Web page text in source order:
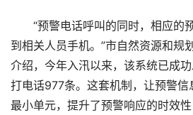
“预警电话呼叫的同时，相应的
到相关人员手机。”市自然资源和规
介绍，今年入汛以来，该系统已成
打电话977条。这套机制，让预警信
最小单元，提升了预警响应的时效